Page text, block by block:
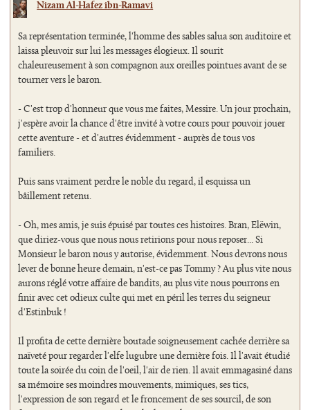
Nizam Al-Hafez ibn-Ramavi
Sa représentation terminée, l'homme des sables salua son auditoire et
laissa pleuvoir sur lui les messages élogieux. Il sourit
chaleureusement à son compagnon aux oreilles pointues avant de se
tourner vers le baron.
- C'est trop d'honneur que vous me faites, Messire. Un jour prochain,
j'espère avoir la chance d'être invité à votre cours pour pouvoir jouer
cette aventure - et d'autres évidemment - auprès de tous vos
familiers.
Puis sans vraiment perdre le noble du regard, il esquissa un
bâillement retenu.
- Oh, mes amis, je suis épuisé par toutes ces histoires. Bran, Elëwin,
que diriez-vous que nous nous retirions pour nous reposer... Si
Monsieur le baron nous y autorise, évidemment. Nous devrons nous
lever de bonne heure demain, n'est-ce pas Tommy ? Au plus vite nous
aurons réglé votre affaire de bandits, au plus vite nous pourrons en
finir avec cet odieux culte qui met en péril les terres du seigneur
d'Estinbuk !
Il profita de cette dernière boutade soigneusement cachée derrière sa
naïveté pour regarder l'elfe lugubre une dernière fois. Il l'avait étudié
toute la soirée du coin de l'oeil, l'air de rien. Il avait emmagasiné dans
sa mémoire ses moindres mouvements, mimiques, ses tics,
l'expression de son regard et le froncement de ses sourcil, de son